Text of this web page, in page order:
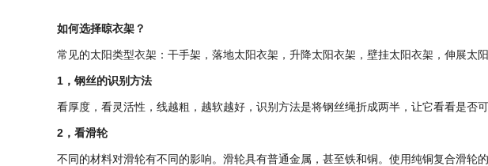
如何选择晾衣架？
常见的太阳类型衣架：干手架，落地太阳衣架，升降太阳衣架，壁挂太阳衣架，伸展太
1，钢丝的识别方法
看厚度，看灵活性，线越粗，越软越好，识别方法是将钢丝绳折成两半，让它看看是否可
2，看滑轮
不同的材料对滑轮有不同的影响。滑轮具有普通金属，甚至铁和铜。使用纯铜复合滑轮